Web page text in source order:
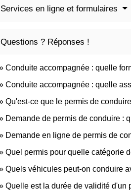
Services en ligne et formulaires
Questions ? Réponses !
Conduite accompagnée : quelle
Conduite accompagnée : quelle
Qu'est-ce que le permis de
Demande de permis de conduire :
Demande en ligne de permis de
Quel permis pour quelle catégorie
Quels véhicules peut-on conduire
Quelle est la durée de validité d'un